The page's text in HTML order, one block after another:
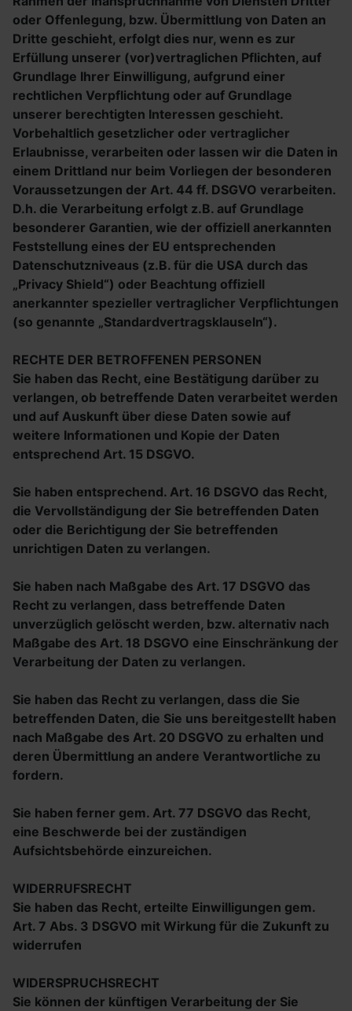
oder Offenlegung, bzw. Übermittlung von Daten an
Dritte geschieht, erfolgt dies nur, wenn es zur
Erfüllung unserer (vor)vertraglichen Pflichten, auf
Grundlage Ihrer Einwilligung, aufgrund einer
rechtlichen Verpflichtung oder auf Grundlage
unserer berechtigten Interessen geschieht.
Vorbehaltlich gesetzlicher oder vertraglicher
Erlaubnisse, verarbeiten oder lassen wir die Daten in
einem Drittland nur beim Vorliegen der besonderen
Voraussetzungen der Art. 44 ff. DSGVO verarbeiten.
D.h. die Verarbeitung erfolgt z.B. auf Grundlage
besonderer Garantien, wie der offiziell anerkannten
Feststellung eines der EU entsprechenden
Datenschutzniveaus (z.B. für die USA durch das
„Privacy Shield“) oder Beachtung offiziell
anerkannter spezieller vertraglicher Verpflichtungen
(so genannte „Standardvertragsklauseln“).
RECHTE DER BETROFFENEN PERSONEN
Sie haben das Recht, eine Bestätigung darüber zu
verlangen, ob betreffende Daten verarbeitet werden
und auf Auskunft über diese Daten sowie auf
weitere Informationen und Kopie der Daten
entsprechend Art. 15 DSGVO.
Sie haben entsprechend. Art. 16 DSGVO das Recht,
die Vervollständigung der Sie betreffenden Daten
oder die Berichtigung der Sie betreffenden
unrichtigen Daten zu verlangen.
Sie haben nach Maßgabe des Art. 17 DSGVO das
Recht zu verlangen, dass betreffende Daten
unverzüglich gelöscht werden, bzw. alternativ nach
Maßgabe des Art. 18 DSGVO eine Einschränkung der
Verarbeitung der Daten zu verlangen.
Sie haben das Recht zu verlangen, dass die Sie
betreffenden Daten, die Sie uns bereitgestellt haben
nach Maßgabe des Art. 20 DSGVO zu erhalten und
deren Übermittlung an andere Verantwortliche zu
fordern.
Sie haben ferner gem. Art. 77 DSGVO das Recht,
eine Beschwerde bei der zuständigen
Aufsichtsbehörde einzureichen.
WIDERRUFSRECHT
Sie haben das Recht, erteilte Einwilligungen gem.
Art. 7 Abs. 3 DSGVO mit Wirkung für die Zukunft zu
widerrufen
WIDERSPRUCHSRECHT
Sie können der künftigen Verarbeitung der Sie